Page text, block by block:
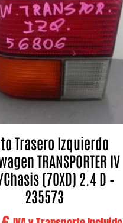
Trasero Izquierdo
TRANSPORTER IV
(70XD) 2.4 D –
235573